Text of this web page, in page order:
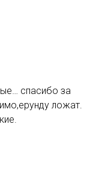
спасибо за
ложат.